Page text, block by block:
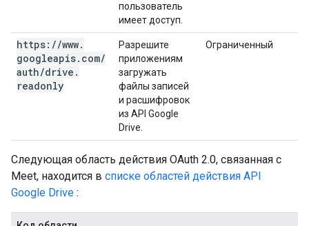
пользователь
имеет доступ.
https: //www.
googleapis. com/
auth/drive .
readonly
Разрешите
приложениям
загружать
файлы записей
и расшифровок
из API Google
Drive.
Ограниченный
Следующая область действия OAuth 2.0, связанная с
Meet, находится в списке областей действия API
Google Drive :